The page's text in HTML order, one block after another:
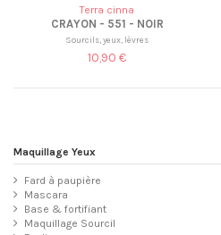
Terra cinna
CRAYON - 551 - NOIR
Sourcils, yeux, lèvres
10,90 €
Maquillage Yeux
Fard à paupière
Mascara
Base & fortifiant
Maquillage Sourcil